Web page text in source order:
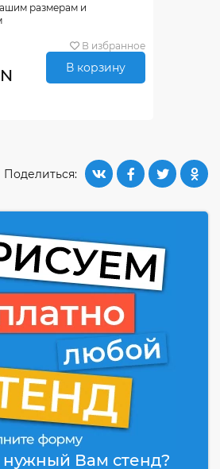
размерам и
В избранное
В корзину
Поделиться:
Вам стенд?